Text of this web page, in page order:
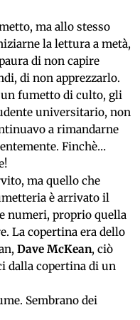
ma allo stesso
la lettura a metà,
di non capire
di non apprezzarlo.
un fumetto di culto, gli
universitario, non
a rimandarne
Finchè…
ma quello che
è arrivato il
numeri, proprio quella
La copertina era dello
Dave McKean, ciò
dalla copertina di un
Sembrano dei